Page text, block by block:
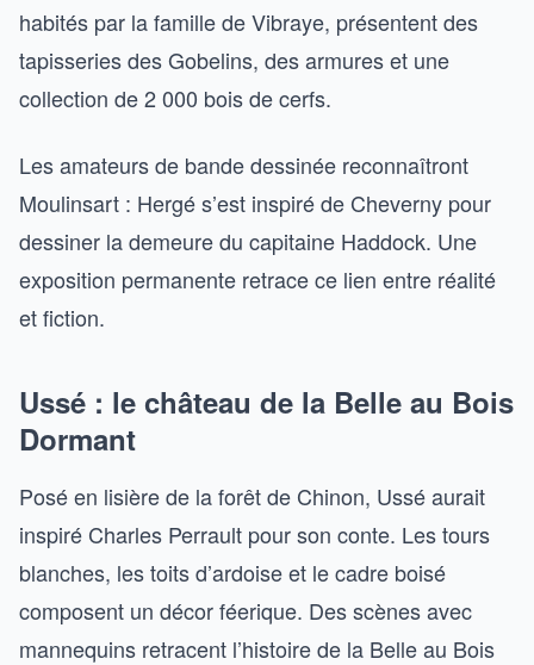
habités par la famille de Vibraye, présentent des
tapisseries des Gobelins, des armures et une
collection de 2 000 bois de cerfs.
Les amateurs de bande dessinée reconnaîtront
Moulinsart : Hergé s’est inspiré de Cheverny pour
dessiner la demeure du capitaine Haddock. Une
exposition permanente retrace ce lien entre réalité
et fiction.
Ussé : le château de la Belle au Bois
Dormant
Posé en lisière de la forêt de Chinon, Ussé aurait
inspiré Charles Perrault pour son conte. Les tours
blanches, les toits d’ardoise et le cadre boisé
composent un décor féerique. Des scènes avec
mannequins retracent l’histoire de la Belle au Bois